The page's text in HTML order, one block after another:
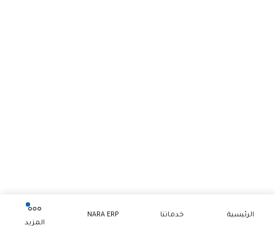
الرئيسية خدماتنا
NARA ERP
المزيد